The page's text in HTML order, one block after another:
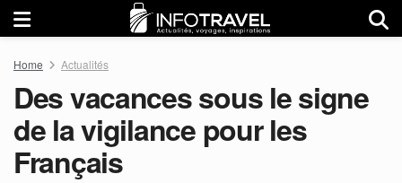
Home Actualités
Des vacances sous le signe
de la vigilance pour les
Français